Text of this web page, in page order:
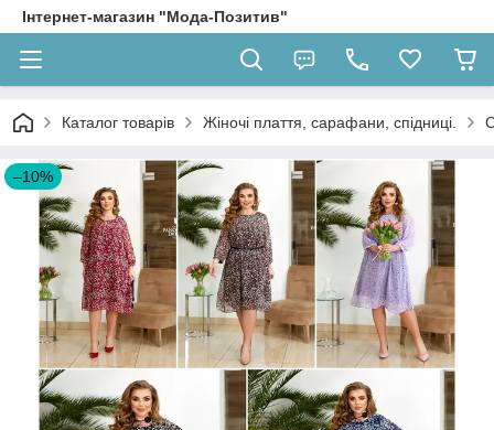
Інтернет-магазин "Мода-Позитив"
Каталог товарів Жіночі плаття, сарафани, спідниці.
–10%